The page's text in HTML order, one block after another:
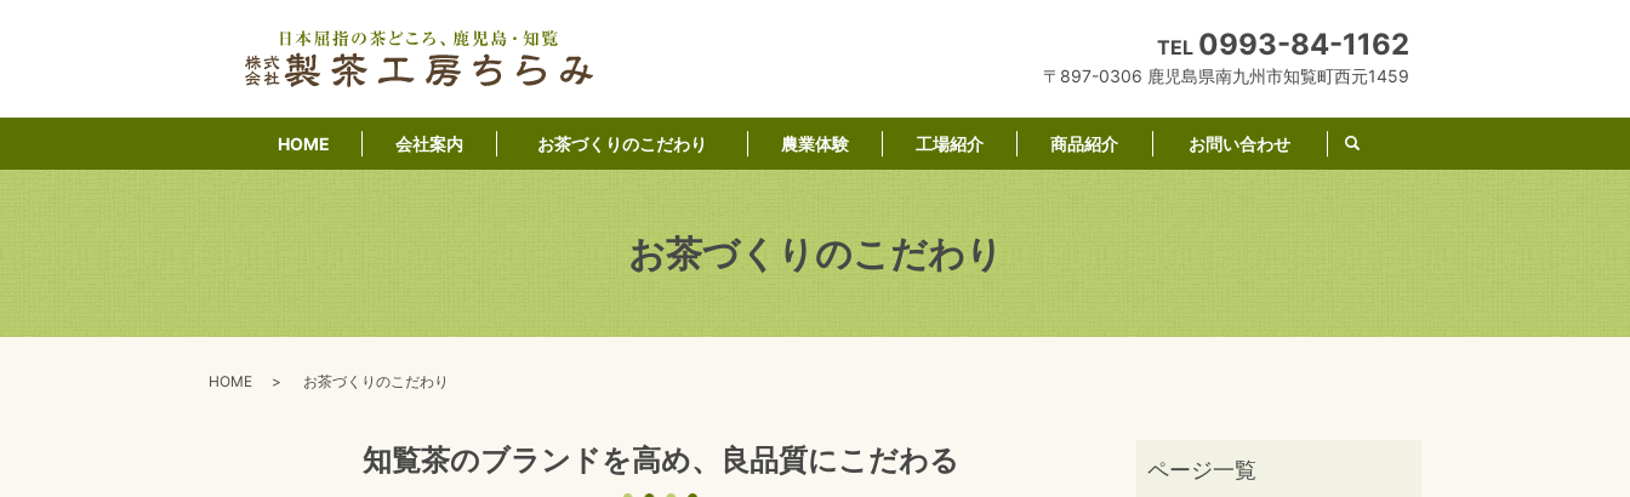
HOME 会社案内 お茶づくりのこだわり 農業体験 工場紹介 商品紹介 お問い合わせ search
TEL 0993-84-1162
〒897-0306 鹿児島県南九州市知覧町西元1459
お茶づくりのこだわり
HOME お茶づくりのこだわり
知覧茶のブランドを高め、良品質にこだわる